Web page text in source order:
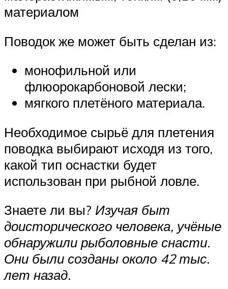
материалом
Поводок же может быть сделан из:
монофильной или
флюорокарбоновой лески;
мягкого плетёного материала.
Необходимое сырьё для плетения
поводка выбирают исходя из того,
какой тип оснастки будет
использован при рыбной ловле.
Знаете ли вы? Изучая быт
доисторического человека, учёные
обнаружили рыболовные снасти.
Они были созданы около 42 тыс.
лет назад.